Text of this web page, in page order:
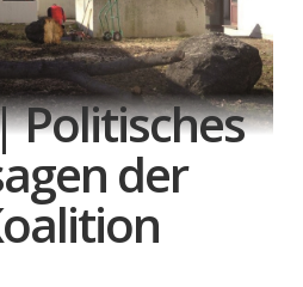
Politisches
der